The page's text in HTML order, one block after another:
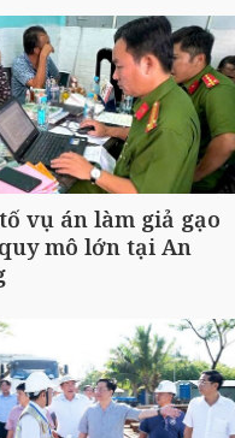
vụ án làm giả gạo
mô lớn tại An